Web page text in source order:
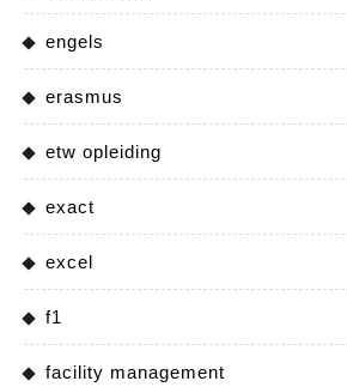
engels
erasmus
etw opleiding
exact
excel
f1
facility management